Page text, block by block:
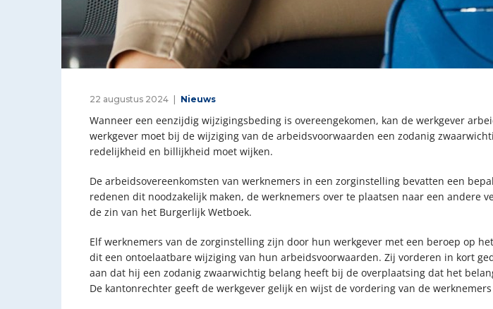
22 augustus 2024 Nieuws
Wanneer een eenzijdig wijzigingsbeding is overeengekomen, kan de werkgever
werkgever moet bij de wijziging van de arbeidsvoorwaarden een zodanig
redelijkheid en billijkheid moet wijken.
De arbeidsovereenkomsten van werknemers in een zorginstelling bevatten een
redenen dit noodzakelijk maken, de werknemers over te plaatsen naar een andere
de zin van het Burgerlijk Wetboek.
Elf werknemers van de zorginstelling zijn door hun werkgever met een beroep op
dit een ontoelaatbare wijziging van hun arbeidsvoorwaarden. Zij vorderen in kort
aan dat hij een zodanig zwaarwichtig belang heeft bij de overplaatsing dat het
De kantonrechter geeft de werkgever gelijk en wijst de vordering van de